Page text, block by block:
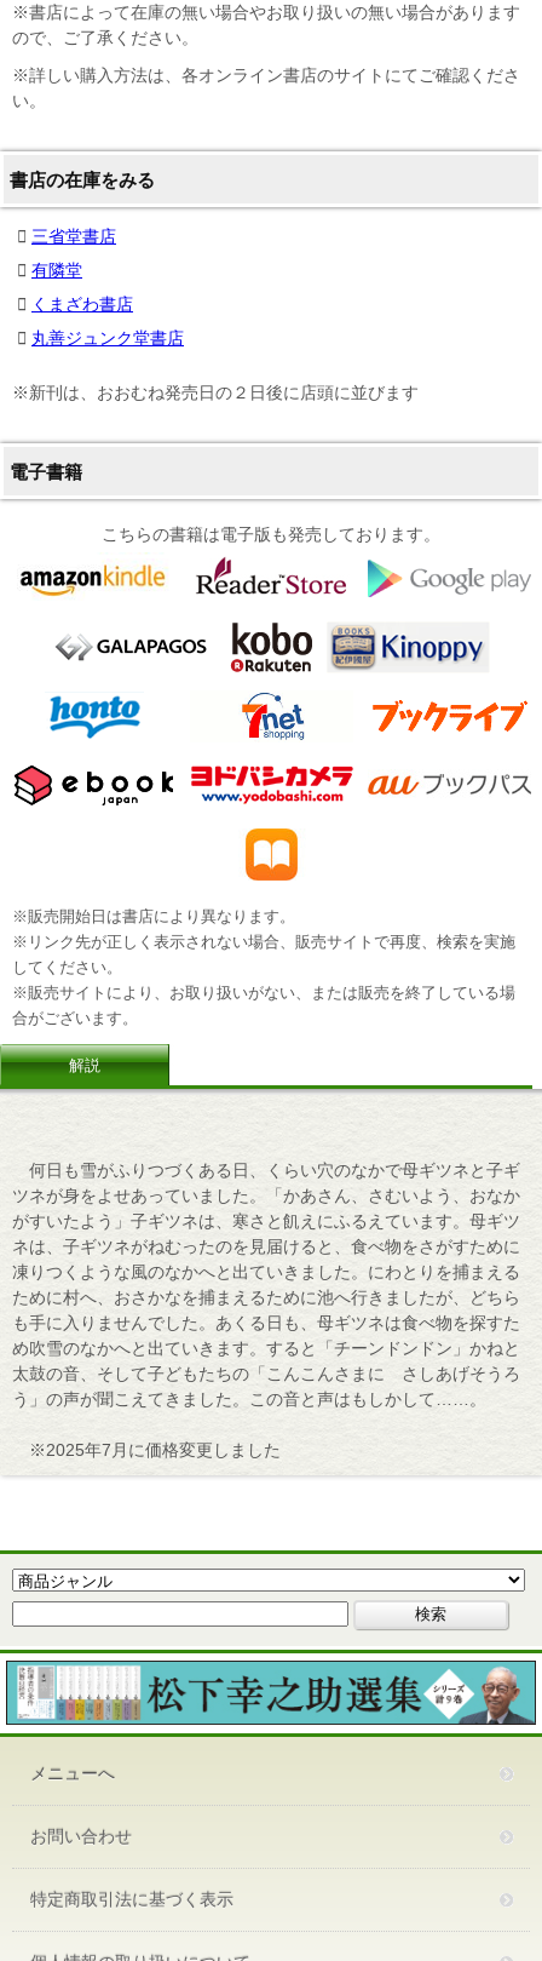
※書店によって在庫の無い場合やお取り扱いの無い場合があります
ので、ご了承ください。
※詳しい購入方法は、各オンライン書店のサイトにてご確認くださ
い。
書店の在庫をみる
三省堂書店
有隣堂
くまざわ書店
丸善ジュンク堂書店
※新刊は、おおむね発売日の２日後に店頭に並びます
電子書籍
こちらの書籍は電子版も発売しております。
※販売開始日は書店により異なります。
※リンク先が正しく表示されない場合、販売サイトで再度、検索を実施
してください。
※販売サイトにより、お取り扱いがない、または販売を終了している場
合がございます。
解説
何日も雪がふりつづくある日、くらい穴のなかで母ギツネと子ギ
ツネが身をよせあっていました。「かあさん、さむいよう、おなか
がすいたよう」子ギツネは、寒さと飢えにふるえています。母ギツ
ネは、子ギツネがねむったのを見届けると、食べ物をさがすために
凍りつくような風のなかへと出ていきました。にわとりを捕まえる
ために村へ、おさかなを捕まえるために池へ行きましたが、どちら
も手に入りませんでした。あくる日も、母ギツネは食べ物を探すた
め吹雪のなかへと出ていきます。すると「チーンドンドン」かねと
太鼓の音、そして子どもたちの「こんこんさまに さしあげそうろ
う」の声が聞こえてきました。この音と声はもしかして……。
※2025年7月に価格変更しました
メニューへ
お問い合わせ
特定商取引法に基づく表示